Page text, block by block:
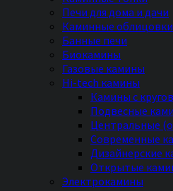
Печи для дома и дачи
Каминные облицовки
Банные печи
Биокамины
Газовые камины
Hi-tech камины
Камины с
Подвесные
Центральные
Современные
Дизайнерские
Открытые
Электрокамины